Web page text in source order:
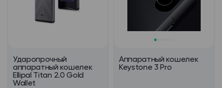
Ударопрочный
аппаратный кошелек
Ellipal Titan 2.0 Gold
Wallet
Аппаратный кошелек
Keystone 3 Pro